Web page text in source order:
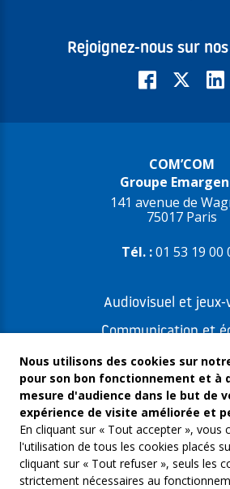
Rejoignez-nous sur
COM’COM
Groupe
141 avenue de
75017 Paris
Tél. :01 53 19 00
Audiovisuel et jeux-
Communication et
Freelances et
Musique et
Qui sommes-
Groupe
C’moi le chef
Nous utilisons des cookies sur
pour son bon fonctionnement et à
mesure d'audience dans le but de
expérience de visite améliorée et
En cliquant sur « Tout accepter », vous
l'utilisation de tous les cookies placés
cliquant sur « Tout refuser », seuls les
strictement nécessaires au